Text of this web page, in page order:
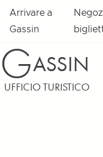
Arrivare a
Gassin
GASSIN
UFFICIO TURISTICO